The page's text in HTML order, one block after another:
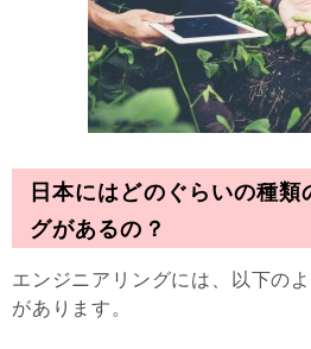
日本にはどのぐらいの種類
グがあるの？
エンジニアリングには、以下の
があります。